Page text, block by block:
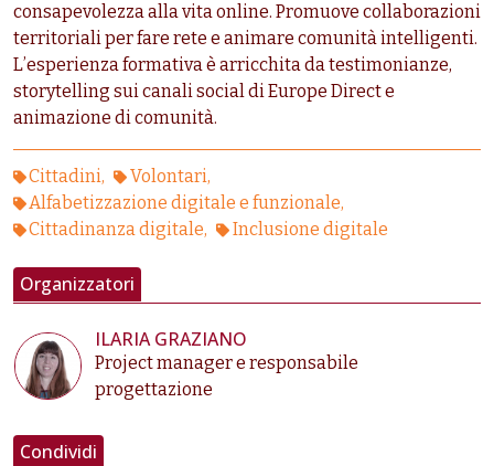
consapevolezza alla vita online. Promuove collaborazioni
territoriali per fare rete e animare comunità intelligenti.
L’esperienza formativa è arricchita da testimonianze,
storytelling sui canali social di Europe Direct e
animazione di comunità.
Cittadini
Volontari
Alfabetizzazione digitale e funzionale
Cittadinanza digitale
Inclusione digitale
Organizzatori
ILARIA GRAZIANO
Project manager e responsabile
progettazione
Condividi